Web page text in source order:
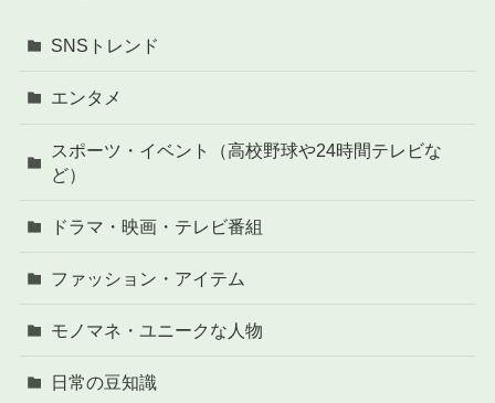
SNSトレンド
エンタメ
スポーツ・イベント（高校野球や24時間テレビな
ど）
ドラマ・映画・テレビ番組
ファッション・アイテム
モノマネ・ユニークな人物
日常の豆知識